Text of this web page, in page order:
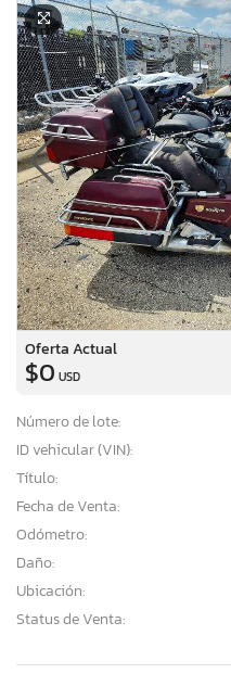
Oferta Actual
$0 USD
Número de lote:
ID vehicular (VIN):
Título:
Fecha de Venta:
Odómetro:
Daño:
Ubicación:
Status de Venta: